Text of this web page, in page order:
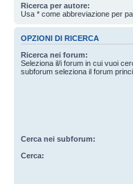
Ricerca per autore:
Usa * come abbreviazione per
OPZIONI DI RICERCA
Ricerca nei forum:
Seleziona il/i forum in cui vuoi
subforum seleziona il forum
Cerca nei subforum:
Cerca: